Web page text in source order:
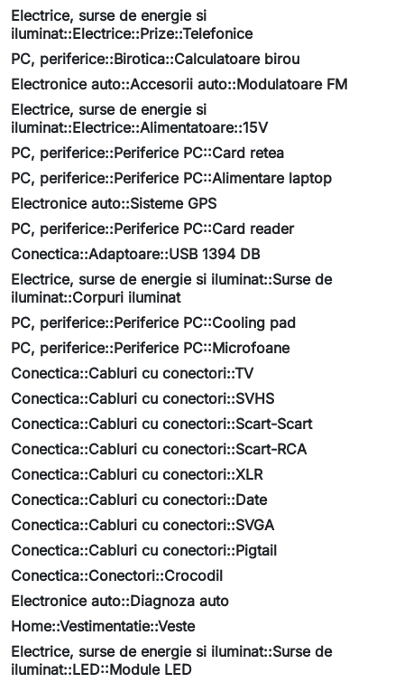
Electrice, surse de energie si
iluminat::Electrice::Prize::Telefonice
PC, periferice::Birotica::Calculatoare birou
Electronice auto::Accesorii auto::Modulatoare FM
Electrice, surse de energie si
iluminat::Electrice::Alimentatoare::15V
PC, periferice::Periferice PC::Card retea
PC, periferice::Periferice PC::Alimentare laptop
Electronice auto::Sisteme GPS
PC, periferice::Periferice PC::Card reader
Conectica::Adaptoare::USB 1394 DB
Electrice, surse de energie si iluminat::Surse de
iluminat::Corpuri iluminat
PC, periferice::Periferice PC::Cooling pad
PC, periferice::Periferice PC::Microfoane
Conectica::Cabluri cu conectori::TV
Conectica::Cabluri cu conectori::SVHS
Conectica::Cabluri cu conectori::Scart-Scart
Conectica::Cabluri cu conectori::Scart-RCA
Conectica::Cabluri cu conectori::XLR
Conectica::Cabluri cu conectori::Date
Conectica::Cabluri cu conectori::SVGA
Conectica::Cabluri cu conectori::Pigtail
Conectica::Conectori::Crocodil
Electronice auto::Diagnoza auto
Home::Vestimentatie::Veste
Electrice, surse de energie si iluminat::Surse de
iluminat::LED::Module LED